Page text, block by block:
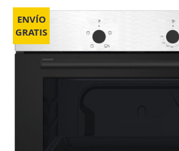
ENVÍO
GRATIS
Saltar
final
de
la